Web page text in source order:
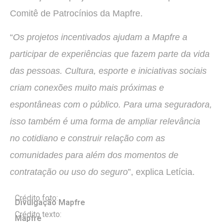
Comitê de Patrocínios da Mapfre.
“Os projetos incentivados ajudam a Mapfre a
participar de experiências que fazem parte da vida
das pessoas. Cultura, esporte e iniciativas sociais
criam conexões muito mais próximas e
espontâneas com o público. Para uma seguradora,
isso também é uma forma de ampliar relevância
no cotidiano e construir relação com as
comunidades para além dos momentos de
contratação ou uso do seguro”, explica Letícia.
Crédito foto:
Divulgação Mapfre
Crédito texto:
Mapfre